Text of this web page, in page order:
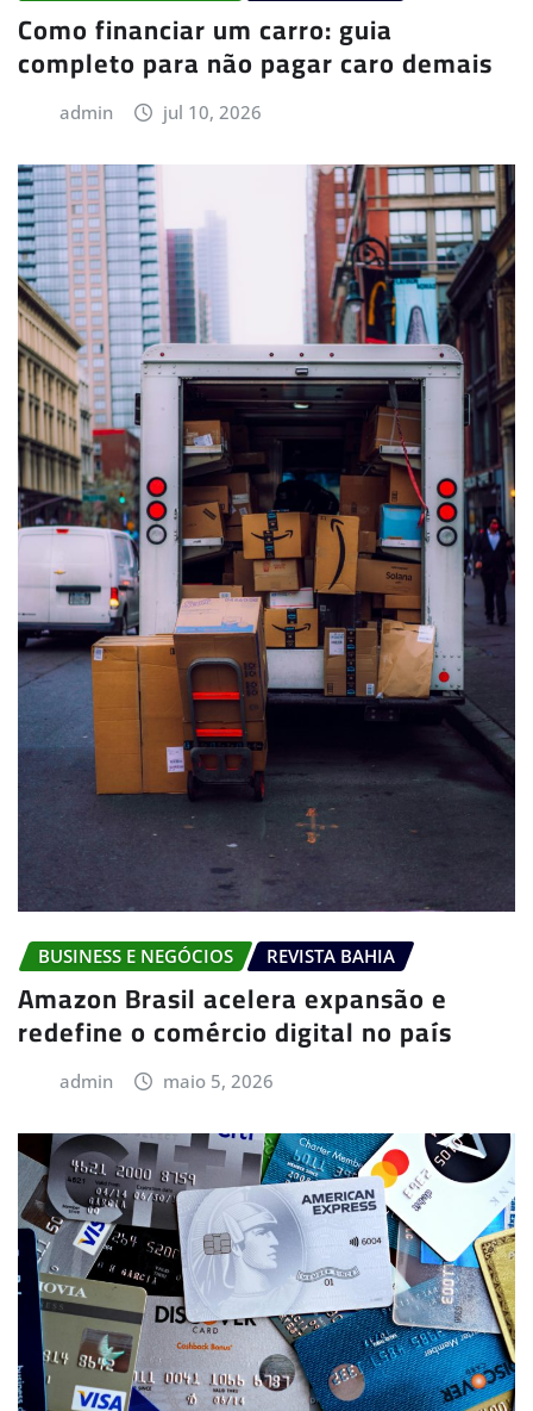
Como financiar um carro: guia
completo para não pagar caro demais
admin jul 10, 2026
BUSINESS E NEGÓCIOS REVISTA BAHIA
Amazon Brasil acelera expansão e
redefine o comércio digital no país
admin maio 5, 2026